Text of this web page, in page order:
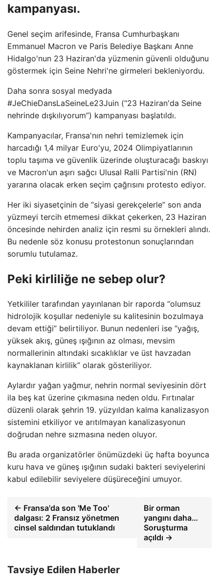
kampanyası.
Genel seçim arifesinde, Fransa Cumhurbaşkanı
Emmanuel Macron ve Paris Belediye Başkanı Anne
Hidalgo'nun 23 Haziran'da yüzmenin güvenli olduğunu
göstermek için Seine Nehri'ne girmeleri bekleniyordu.
Daha sonra sosyal medyada
#JeChieDansLaSeineLe23Juin (“23 Haziran'da Seine
nehrinde dışkılıyorum”) kampanyası başlatıldı.
Kampanyacılar, Fransa'nın nehri temizlemek için
harcadığı 1,4 milyar Euro'yu, 2024 Olimpiyatlarının
toplu taşıma ve güvenlik üzerinde oluşturacağı baskıyı
ve Macron'un aşırı sağcı Ulusal Ralli Partisi'nin (RN)
yararına olacak erken seçim çağrısını protesto ediyor.
Her iki siyasetçinin de “siyasi gerekçelerle” son anda
yüzmeyi tercih etmemesi dikkat çekerken, 23 Haziran
öncesinde nehirden analiz için resmi su örnekleri alındı.
Bu nedenle söz konusu protestonun sonuçlarından
sorumlu tutulamaz.
Peki kirliliğe ne sebep olur?
Yetkililer tarafından yayınlanan bir raporda “olumsuz
hidrolojik koşullar nedeniyle su kalitesinin bozulmaya
devam ettiği” belirtiliyor. Bunun nedenleri ise “yağış,
yüksek akış, güneş ışığının az olması, mevsim
normallerinin altındaki sıcaklıklar ve üst havzadan
kaynaklanan kirlilik” olarak gösteriliyor.
Aylardır yağan yağmur, nehrin normal seviyesinin dört
ila beş kat üzerine çıkmasına neden oldu. Fırtınalar
düzenli olarak şehrin 19. yüzyıldan kalma kanalizasyon
sistemini etkiliyor ve arıtılmayan kanalizasyonun
doğrudan nehre sızmasına neden oluyor.
Bu arada organizatörler önümüzdeki üç hafta boyunca
kuru hava ve güneş ışığının sudaki bakteri seviyelerini
kabul edilebilir seviyelere düşüreceğini umuyor.
← Fransa'da son 'Me Too'
dalgası: 2 Fransız yönetmen
cinsel saldırıdan tutuklandı
Bir orman
yangını daha…
Soruşturma
açıldı →
Tavsiye Edilen Haberler